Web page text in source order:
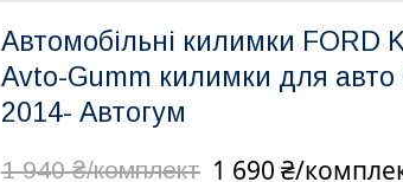
Автомобільні килимки FORD
Avto-Gumm килимки для
2014- Автогум
1 940 ₴/комплект 1 690 ₴/